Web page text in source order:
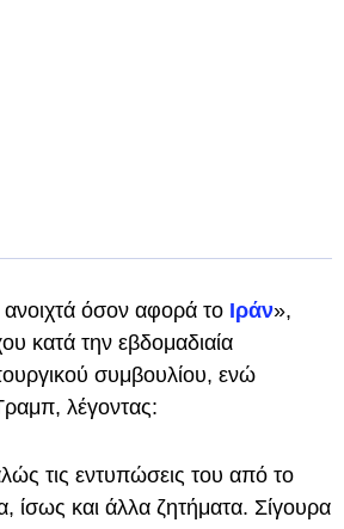
ανοιχτά όσον αφορά το Ιράν»,
κατά την εβδομαδιαία
συμβουλίου, ενώ
λέγοντας:
τις εντυπώσεις του από το
ίσως και άλλα ζητήματα. Σίγουρα